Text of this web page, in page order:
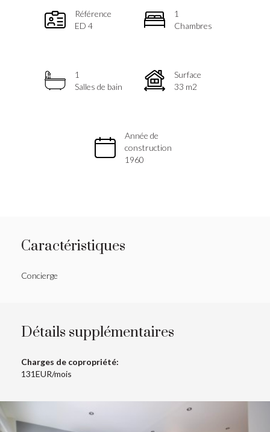
Référence
ED 4
1
Chambres
1
Salles de bain
Surface
33 m2
Année de
construction
1960
Caractéristiques
Concierge
Détails supplémentaires
Charges de copropriété:
131EUR/mois